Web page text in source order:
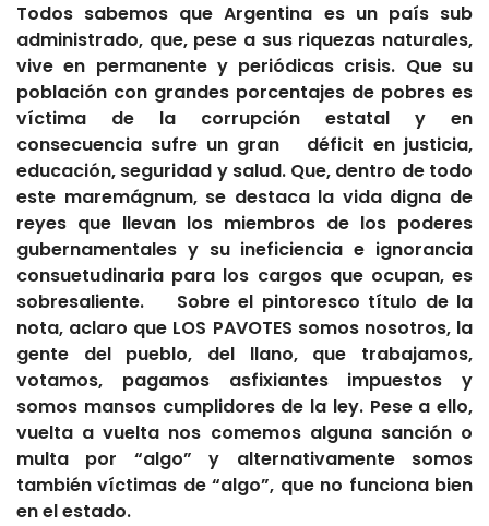
Todos sabemos que Argentina es un país sub
administrado, que, pese a sus riquezas naturales,
vive en permanente y periódicas crisis. Que su
población con grandes porcentajes de pobres es
víctima de la corrupción estatal y en
consecuencia sufre un gran déficit en justicia,
educación, seguridad y salud. Que, dentro de todo
este maremágnum, se destaca la vida digna de
reyes que llevan los miembros de los poderes
gubernamentales y su ineficiencia e ignorancia
consuetudinaria para los cargos que ocupan, es
sobresaliente. Sobre el pintoresco título de la
nota, aclaro que LOS PAVOTES somos nosotros, la
gente del pueblo, del llano, que trabajamos,
votamos, pagamos asfixiantes impuestos y
somos mansos cumplidores de la ley. Pese a ello,
vuelta a vuelta nos comemos alguna sanción o
multa por “algo” y alternativamente somos
también víctimas de “algo”, que no funciona bien
en el estado.